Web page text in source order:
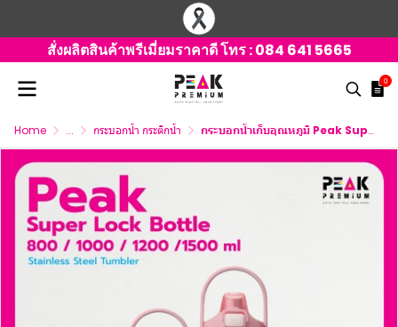
สั่งผลิตสินค้าพรีเมี่ยมราคาดี โทร :084 641 5665
0
Home ... กระบอกน้ำ กระติกน้ำ กระบอกน้ำเก็บอุณหภูมิ Peak Super Lock Bottle 800-1500ml. พร้อมโลโก้